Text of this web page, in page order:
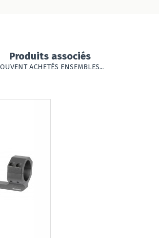
Produits associés
ACHETÉS ENSEMBLES...